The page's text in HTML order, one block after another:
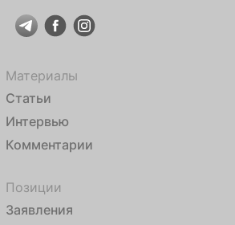
Материалы
Статьи
Интервью
Комментарии
Позиции
Заявления